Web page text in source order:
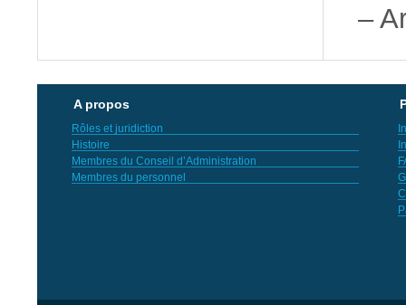
–
A propos
Rôles et juridiction
Histoire
Membres du Conseil d’Administration
Membres du personnel